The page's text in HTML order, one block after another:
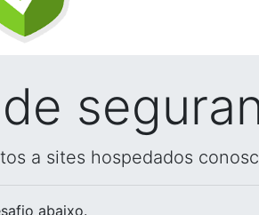
a sites hospedados
abaixo.